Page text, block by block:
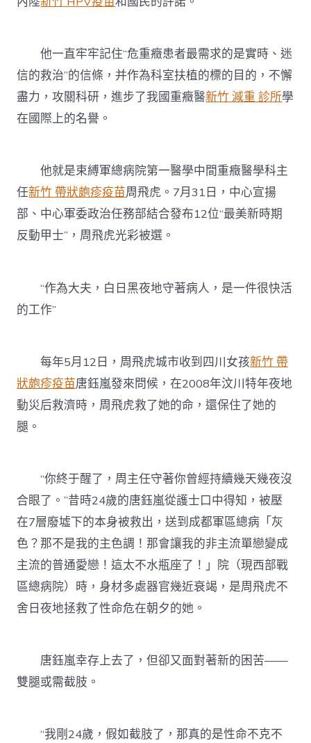
他一直牢牢記住“危重癥患者最需求的是實時、迷
信的救治”的信條，并作為科室扶植的標的目的，不懈
盡力，攻關科研，進步了我國重癥醫新竹 減重 診所學
在國際上的名譽。
他就是束縛軍總病院第一醫學中間重癥醫學科主
任新竹 帶狀皰疹疫苗周飛虎。7月31日，中心宣揚
部、中心軍委政治任務部結合發布12位“最美新時期
反動甲士”，周飛虎光彩被選。
“作為大夫，白日黑夜地守著病人，是一件很快活
的工作”
每年5月12日，周飛虎城市收到四川女孩新竹 帶
狀皰疹疫苗唐鈺嵐發來問候，在2008年汶川特年夜地
動災后救濟時，周飛虎救了她的命，還保住了她的
腿。
“你終于醒了，周主任守著你曾經持續幾天幾夜沒
合眼了。”昔時24歲的唐鈺嵐從護士口中得知，被壓
在7層廢墟下的本身被救出，送到成都軍區總病「灰
色？那不是我的主色調！那會讓我的非主流單戀變成
主流的普通愛戀！這太不水瓶座了！」院（現西部戰
區總病院）時，身材多處器官幾近衰竭，是周飛虎不
舍日夜地拯救了性命危在朝夕的她。
唐鈺嵐幸存上去了，但卻又面對著新的困苦——
雙腿或需截肢。
“我剛24歲，假如截肢了，那真的是性命不克不